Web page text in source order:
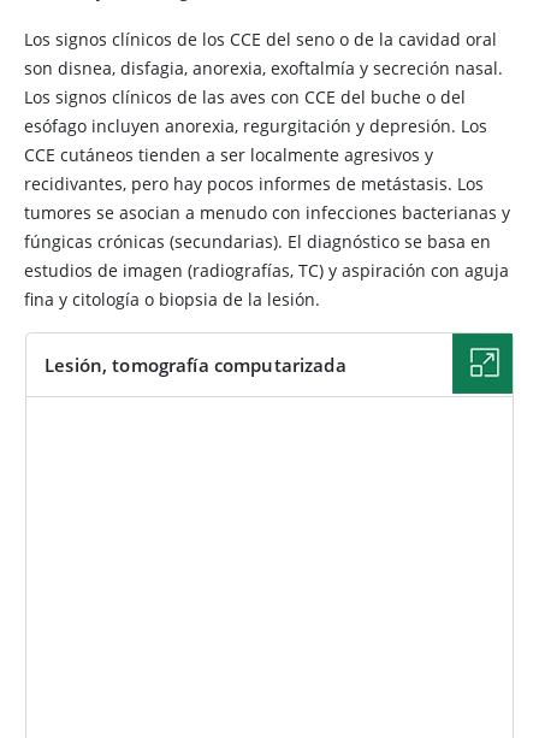
Los signos clínicos de los CCE del seno o de la cavidad oral
son disnea, disfagia, anorexia, exoftalmía y secreción nasal.
Los signos clínicos de las aves con CCE del buche o del
esófago incluyen anorexia, regurgitación y depresión. Los
CCE cutáneos tienden a ser localmente agresivos y
recidivantes, pero hay pocos informes de metástasis. Los
tumores se asocian a menudo con infecciones bacterianas y
fúngicas crónicas (secundarias). El diagnóstico se basa en
estudios de imagen (radiografías, TC) y aspiración con aguja
fina y citología o biopsia de la lesión.
Lesión, tomografía computarizada